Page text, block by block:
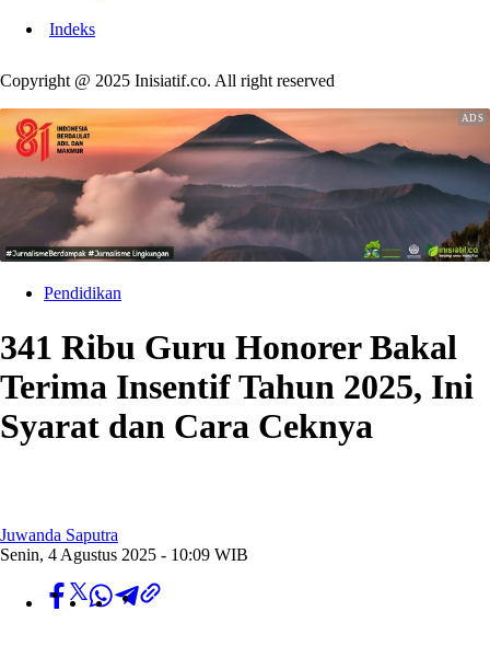
Indeks
Copyright @ 2025 Inisiatif.co. All right reserved
Pendidikan
341 Ribu Guru Honorer Bakal
Terima Insentif Tahun 2025, Ini
Syarat dan Cara Ceknya
Juwanda Saputra
Senin, 4 Agustus 2025 - 10:09 WIB